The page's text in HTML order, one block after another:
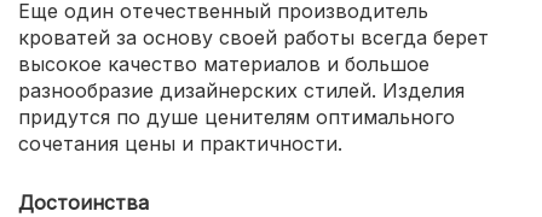
Еще один отечественный производитель
кроватей за основу своей работы всегда берет
высокое качество материалов и большое
разнообразие дизайнерских стилей. Изделия
придутся по душе ценителям оптимального
сочетания цены и практичности.
Достоинства